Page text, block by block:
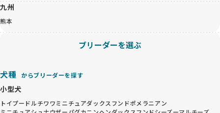
九州
熊本
ブリーダーを選ぶ
犬種 からブリーダーを探す
小型犬
トイプードルチワワミニチュアダックスフンドポメラニアン